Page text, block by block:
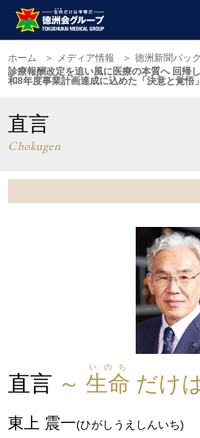
ホーム メディア情報
徳洲新聞バッ
診療報酬改定を追い風に医療の本質へ 回帰
和8年度事業計画達成に込めた「決意と覚悟」
直言
Chokugen
直言 ～ 生命
いのち
だけ
東上 震一(ひがしうえしんいち)